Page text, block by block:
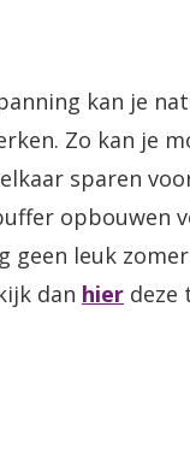
kan je
Zo kan je
sparen
opbouwen
geen leuk
dan hier deze